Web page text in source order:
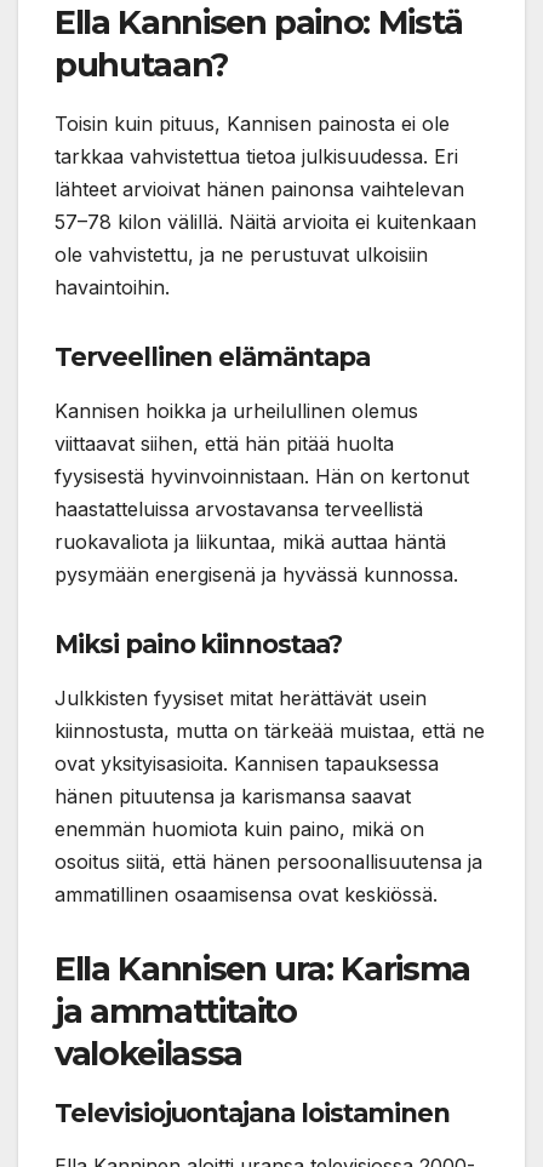
Ella Kannisen paino: Mistä
puhutaan?
Toisin kuin pituus, Kannisen painosta ei ole
tarkkaa vahvistettua tietoa julkisuudessa. Eri
lähteet arvioivat hänen painonsa vaihtelevan
57–78 kilon välillä. Näitä arvioita ei kuitenkaan
ole vahvistettu, ja ne perustuvat ulkoisiin
havaintoihin.
Terveellinen elämäntapa
Kannisen hoikka ja urheilullinen olemus
viittaavat siihen, että hän pitää huolta
fyysisestä hyvinvoinnistaan. Hän on kertonut
haastatteluissa arvostavansa terveellistä
ruokavaliota ja liikuntaa, mikä auttaa häntä
pysymään energisenä ja hyvässä kunnossa.
Miksi paino kiinnostaa?
Julkkisten fyysiset mitat herättävät usein
kiinnostusta, mutta on tärkeää muistaa, että ne
ovat yksityisasioita. Kannisen tapauksessa
hänen pituutensa ja karismansa saavat
enemmän huomiota kuin paino, mikä on
osoitus siitä, että hänen persoonallisuutensa ja
ammatillinen osaamisensa ovat keskiössä.
Ella Kannisen ura: Karisma
ja ammattitaito
valokeilassa
Televisiojuontajana loistaminen